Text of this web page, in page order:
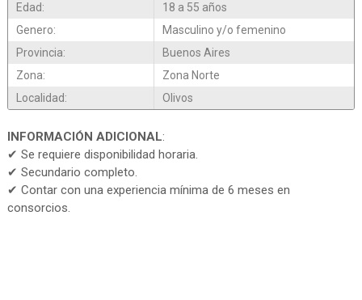
Edad:
18 a 55 años
Genero:
Masculino y/o femenino
Provincia:
Buenos Aires
Zona:
Zona Norte
Localidad:
Olivos
INFORMACIÓN ADICIONAL:
✔ Se requiere disponibilidad horaria.
✔ Secundario completo.
✔ Contar con una experiencia mínima de 6 meses en
consorcios.